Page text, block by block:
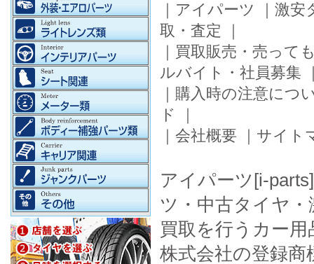
｜ アイパーツ ｜ 激安
取・査定 ｜
｜ 買取販売・売って
ルバイト・社員募集
｜ 購入時の注意につ
ド
｜
｜ 会社概要 ｜ サイト
アイパーツ[i-
ツ・中古タイヤ
買取を行うカー
株式会社の登録商